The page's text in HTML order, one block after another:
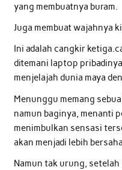
yang membuatnya buram.
Juga membuat wajahnya
Ini adalah cangkir
ditemani laptop
menjelajah dunia maya
Menunggu memang
namun baginya, menanti
menimbulkan sensasi
akan menjadi lebih
Namun tak urung, setelah